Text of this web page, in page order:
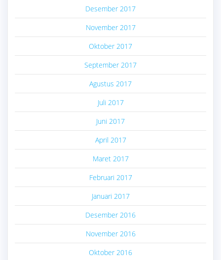
Desember 2017
November 2017
Oktober 2017
September 2017
Agustus 2017
Juli 2017
Juni 2017
April 2017
Maret 2017
Februari 2017
Januari 2017
Desember 2016
November 2016
Oktober 2016